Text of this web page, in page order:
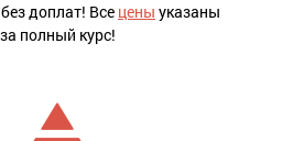
доплат! Все цены указаны
за полный курс!